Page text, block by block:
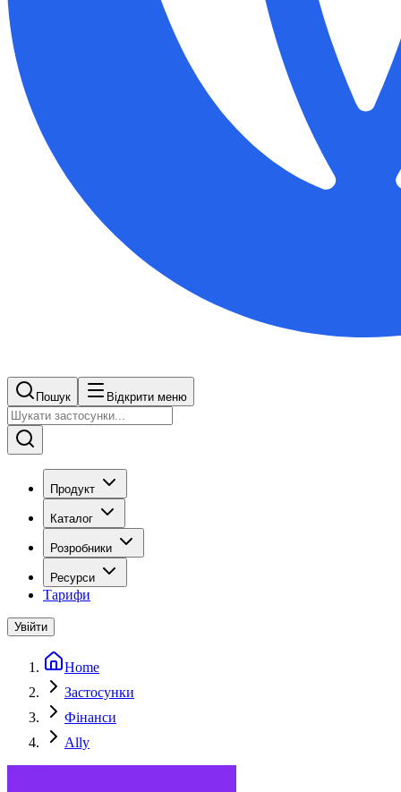
Пошук Відкрити меню
Продукт
Каталог
Розробники
Ресурси
Тарифи
Увійти
Home
Застосунки
Фінанси
Ally